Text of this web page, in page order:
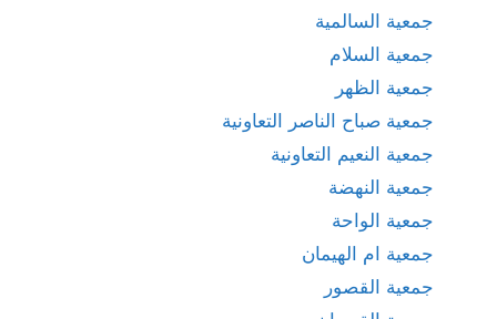
جمعية السالمية
جمعية السلام
جمعية الظهر
جمعية صباح الناصر التعاونية
جمعية النعيم التعاونية
جمعية النهضة
جمعية الواحة
جمعية ام الهيمان
جمعية القصور